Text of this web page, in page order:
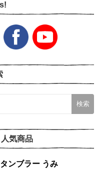
気商品
ノラネコぐんだん タンブラー うみ